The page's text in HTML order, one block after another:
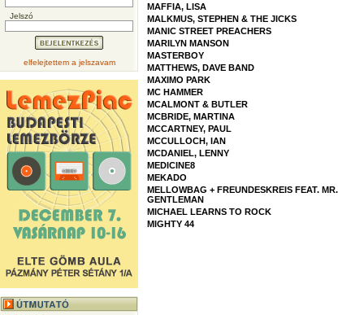
Jelszó
elfelejtettem a jelszavam
MAFFIA, LISA
MALKMUS, STEPHEN & THE JICKS
MANIC STREET PREACHERS
MARILYN MANSON
MASTERBOY
MATTHEWS, DAVE BAND
MAXIMO PARK
MC HAMMER
MCALMONT & BUTLER
MCBRIDE, MARTINA
MCCARTNEY, PAUL
MCCULLOCH, IAN
MCDANIEL, LENNY
MEDICINE8
MEKADO
MELLOWBAG + FREUNDESKREIS FEAT. MR.
GENTLEMAN
MICHAEL LEARNS TO ROCK
MIGHTY 44